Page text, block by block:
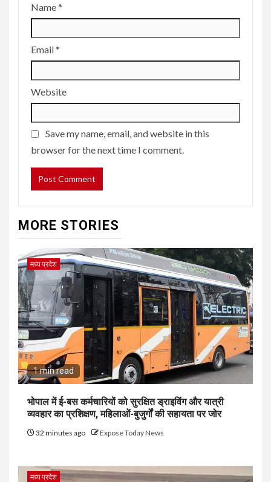
Name*
Email*
Website
Save my name, email, and website in this
browser for the next time I comment.
MORE STORIES
मध्य प्रदेश
1 min read
भोपाल में ई-बस कर्मचारियों को सुरक्षित ड्राइविंग और यात्री
व्यवहार का प्रशिक्षण, महिलाओं-बुजुर्गों की सहायता पर जोर
32 minutes ago Expose Today News
मध्य प्रदेश